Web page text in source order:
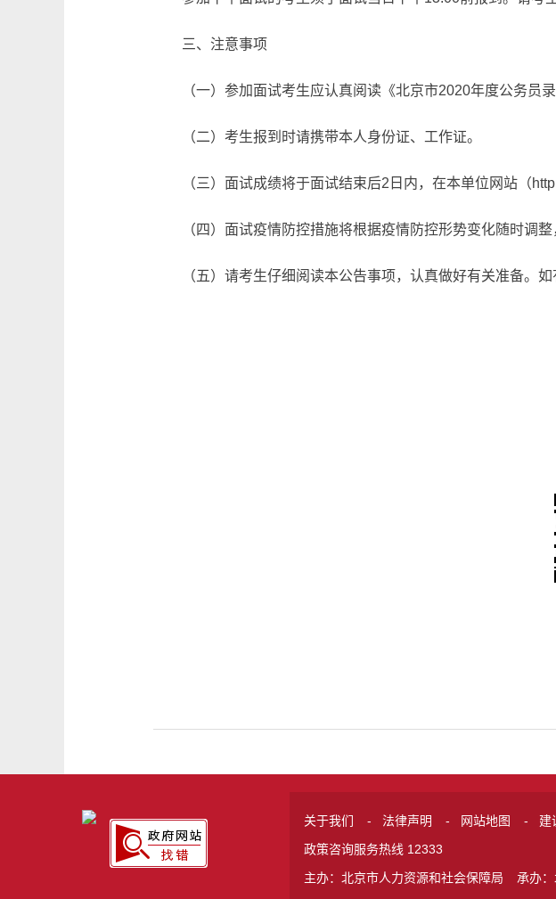
三、注意事项
（一）参加面试考生应认真阅读《北京市2020年度公务员
（二）考生报到时请携带本人身份证、工作证。
（三）面试成绩将于面试结束后2日内，在本单位网站（
（四）面试疫情防控措施将根据疫情防控形势变化随时调
（五）请考生仔细阅读本公告事项，认真做好有关准备。
关于我们 - 法律声明 - 网站地图 - 建
政策咨询服务热线 12333
主办：北京市人力资源和社会保障局
承办